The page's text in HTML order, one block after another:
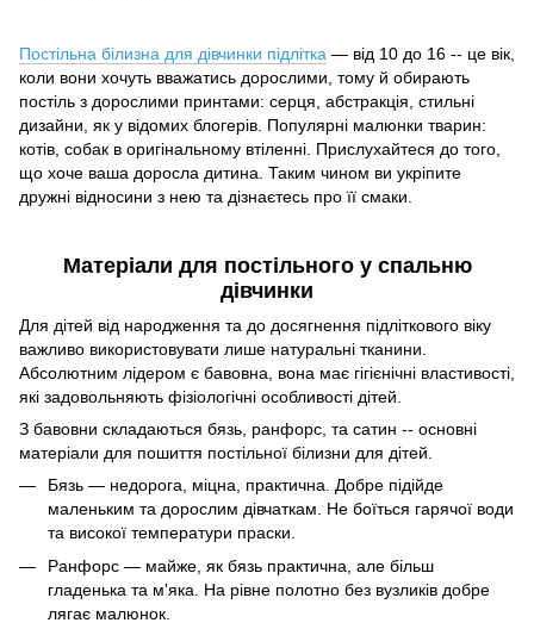
Постільна білизна для дівчинки підлітка — від 10 до 16 -- це вік,
коли вони хочуть вважатись дорослими, тому й обирають
постіль з дорослими принтами: серця, абстракція, стильні
дизайни, як у відомих блогерів. Популярні малюнки тварин:
котів, собак в оригінальному втіленні. Прислухайтеся до того,
що хоче ваша доросла дитина. Таким чином ви укріпите
дружні відносини з нею та дізнаєтесь про її смаки.
Матеріали для постільного у спальню
дівчинки
Для дітей від народження та до досягнення підліткового віку
важливо використовувати лише натуральні тканини.
Абсолютним лідером є бавовна, вона має гігієнічні властивості,
які задовольняють фізіологічні особливості дітей.
З бавовни складаються бязь, ранфорс, та сатин -- основні
матеріали для пошиття постільної білизни для дітей.
Бязь — недорога, міцна, практична. Добре підійде
маленьким та дорослим дівчаткам. Не боїться гарячої води
та високої температури праски.
Ранфорс — майже, як бязь практична, але більш
гладенька та м'яка. На рівне полотно без вузликів добре
лягає малюнок.